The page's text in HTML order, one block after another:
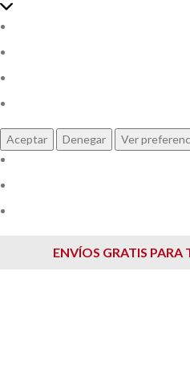
Marketing
Aceptar Denegar Ver
ENVÍOS GRATIS